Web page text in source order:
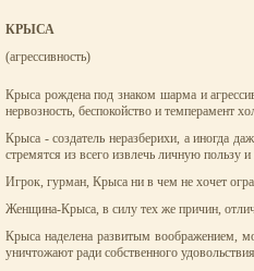
КРЫСА
(агрессивность)
Крыса рождена под знаком шарма и
нервозность, беспокойство и темперамент
Крыса - создатель неразберихи, а иногда
стремятся из всего извлечь личную пользу
Игрок, гурман, Крыса ни в чем не хочет
Женщина-Крыса, в силу тех же причин,
Крыса наделена развитым воображением,
уничтожают ради собственного